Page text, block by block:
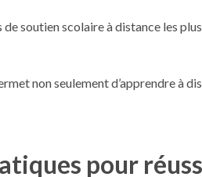
de soutien scolaire à distance les
non seulement d’apprendre à
pour